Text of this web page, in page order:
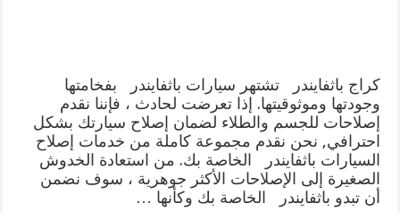
كراج باثفايندر تشتهر سيارات باثفايندر بفخامتها
وجودتها وموثوقيتها. إذا تعرضت لحادث ، فإننا نقدم
إصلاحات للجسم والطلاء لضمان إصلاح سيارتك بشكل
احترافي, نحن نقدم مجموعة كاملة من خدمات إصلاح
السيارات باثفايندر الخاصة بك. من استعادة الخدوش
الصغيرة إلى الإصلاحات الأكثر جوهرية ، سوف نضمن
أن تبدو باثفايندر الخاصة بك وكأنها …